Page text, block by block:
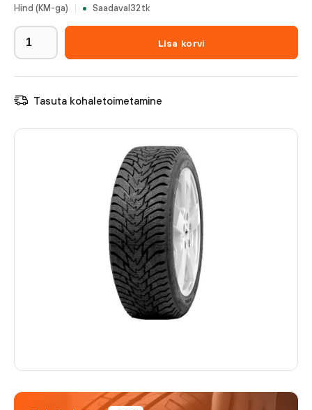
Hind (KM-ga) Saadaval 32 tk
Lisa korvi
Tasuta kohaletoimetamine